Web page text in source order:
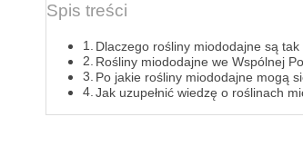
Spis treści
Dlaczego rośliny miododajne są tak
Rośliny miododajne we Wspólnej
Po jakie rośliny miododajne mogą
Jak uzupełnić wiedzę o roślinach